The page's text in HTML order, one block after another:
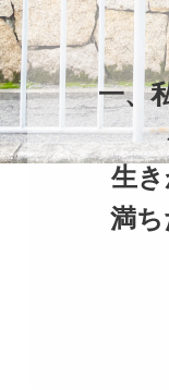
一、
生
満